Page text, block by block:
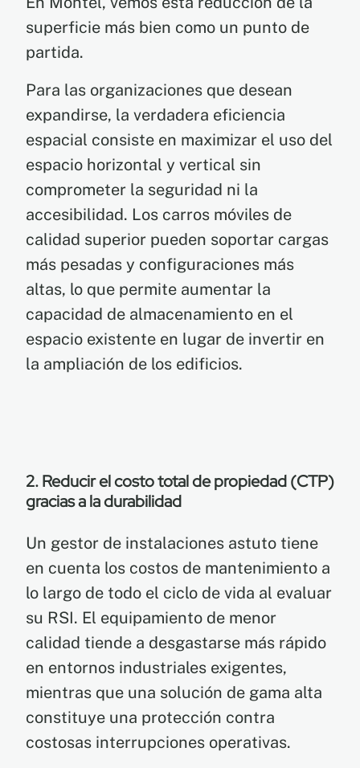
superficie más bien como un punto de
partida.
Para las organizaciones que desean
expandirse, la verdadera eficiencia
espacial consiste en maximizar el uso del
espacio horizontal y vertical sin
comprometer la seguridad ni la
accesibilidad. Los carros móviles de
calidad superior pueden soportar cargas
más pesadas y configuraciones más
altas, lo que permite aumentar la
capacidad de almacenamiento en el
espacio existente en lugar de invertir en
la ampliación de los edificios.
2. Reducir el costo total de propiedad (CTP)
gracias a la durabilidad
Un gestor de instalaciones astuto tiene
en cuenta los costos de mantenimiento a
lo largo de todo el ciclo de vida al evaluar
su RSI. El equipamiento de menor
calidad tiende a desgastarse más rápido
en entornos industriales exigentes,
mientras que una solución de gama alta
constituye una protección contra
costosas interrupciones operativas.